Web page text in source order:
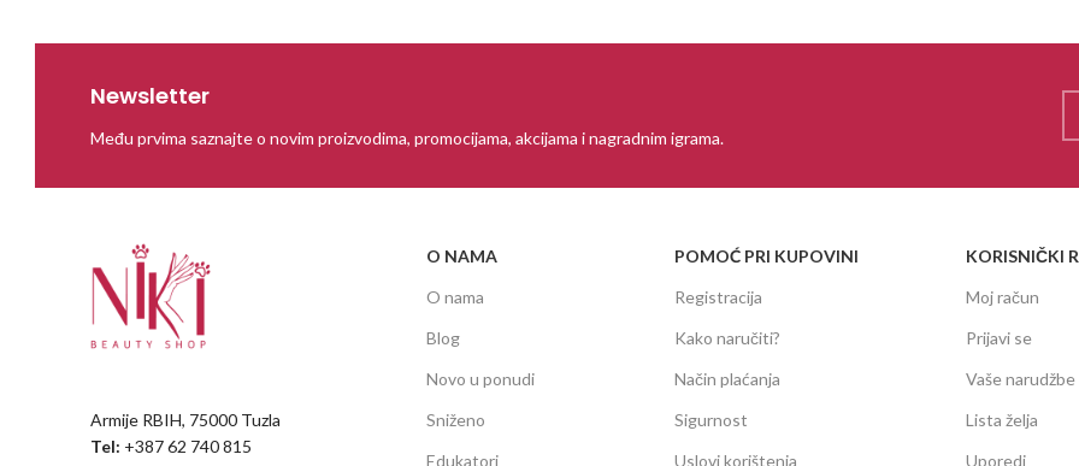
Newsletter
Među prvima saznajte o novim proizvodima, promocijama, akcijama i nagradnim igrama.
Armije RBIH, 75000 Tuzla
Tel: +387 62 740 815
O NAMA
O nama
Blog
Novo u ponudi
Sniženo
Edukatori
POMOĆ PRI KUPOVINI
Registracija
Kako naručiti?
Način plaćanja
Sigurnost
Uslovi korištenja
KORISNIČKI
Moj račun
Prijavi se
Vaše narudžbe
Lista želja
Uporedi